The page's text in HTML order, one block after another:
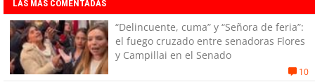
LAS MÁS COMENTADAS
“Delincuente, cuma” y “Señora de feria”:
el fuego cruzado entre senadoras Flores
y Campillai en el Senado
10